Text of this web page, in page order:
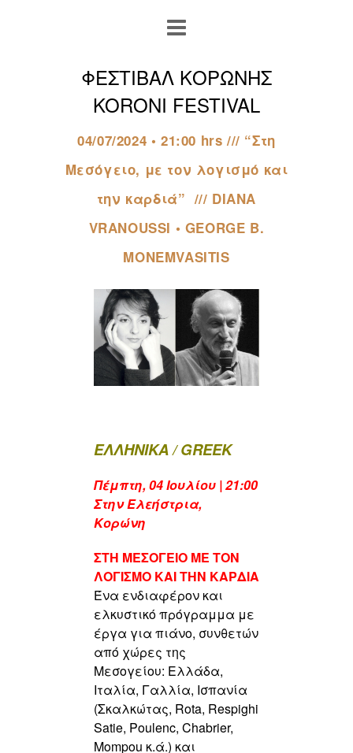
ΦΕΣΤΙΒΑΛ ΚΟΡΩΝΗΣ
KORONI FESTIVAL
04/07/2024 • 21:00 hrs /// “Στη
Μεσόγειο, με τον λογισμό και
την καρδιά” /// DIANA
VRANOUSSI • GEORGE B.
MONEMVASITIS
ΕΛΛΗΝΙΚΑ / GREEK
Πέμπτη, 04 Ιουλίου | 21:00
Στην Ελεήστρια,
Κορώνη
ΣΤΗ ΜΕΣΟΓΕΙΟ ΜΕ ΤΟN
ΛΟΓΙΣΜΟ ΚΑΙ ΤΗΝ ΚΑΡΔΙΑ
Ένα ενδιαφέρον και
ελκυστικό πρόγραμμα με
έργα για πιάνο, συνθετών
από χώρες της
Μεσογείου: Ελλάδα,
Ιταλία, Γαλλία, Ισπανία
(Σκαλκώτας, Rota, Respighi
Satie, Poulenc, Chabrier,
Mompou κ.ά.) και